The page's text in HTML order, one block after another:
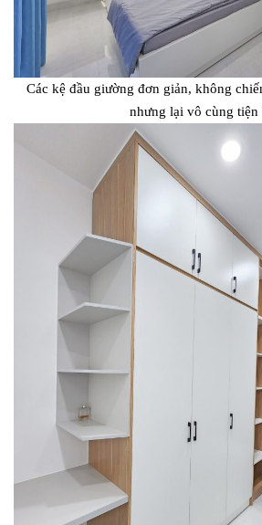
Các kệ đầu giường đơn giản, không
nhưng lại vô cùng tiện